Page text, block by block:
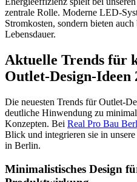
zentrale Rolle. Moderne LED-
Stromkosten, sondern bieten
Lebensdauer.
Aktuelle Trends für
Outlet-Design-Ideen
Die neuesten Trends für Outlet-
deutliche Hinwendung zu
Konzepten. Bei Real Pro Bau
Blick und integrieren sie in
in Berlin.
Minimalistisches Design